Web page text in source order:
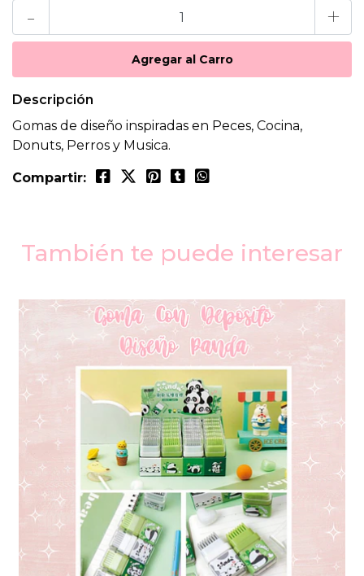
- +
Descripción
Gomas de diseño inspiradas en Peces, Cocina,
Donuts, Perros y Musica.
Compartir:
También te puede interesar